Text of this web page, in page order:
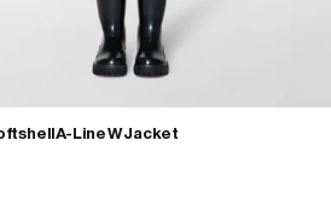
A-Line W Jacket